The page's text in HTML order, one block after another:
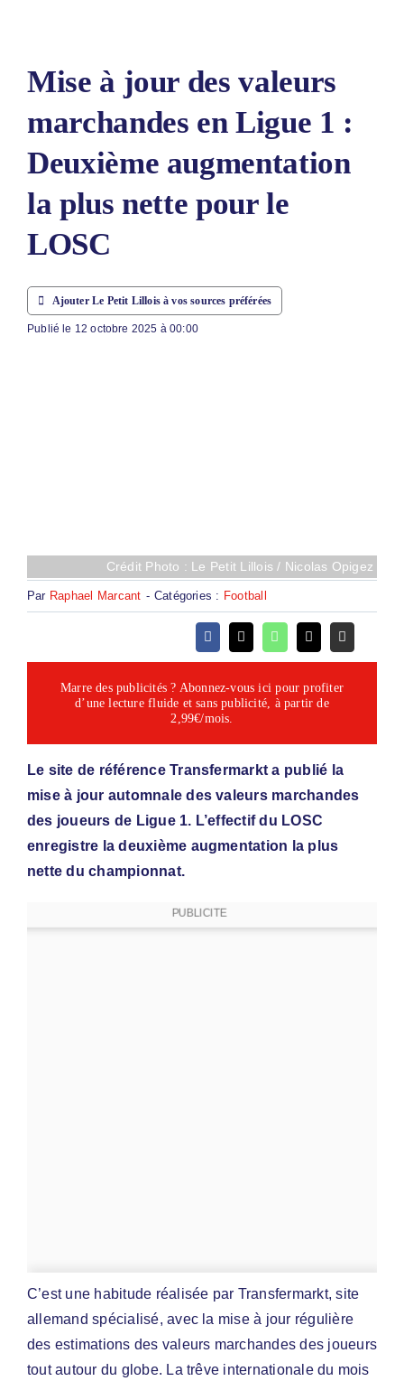
NOUS
NOUS
Mise à jour des valeurs
marchandes en Ligue 1 :
Deuxième augmentation
la plus nette pour le
LOSC
Ajouter Le Petit Lillois à vos sources préférées
Publié le 12 octobre 2025 à 00:00
Crédit Photo : Le Petit Lillois / Nicolas Opigez
Par Raphael Marcant - Catégories : Football
Marre des publicités ? Abonnez-vous ici pour profiter
d’une lecture fluide et sans publicité, à partir de
2,99€/mois.
Le site de référence Transfermarkt a publié la
mise à jour automnale des valeurs marchandes
des joueurs de Ligue 1. L’effectif du LOSC
enregistre la deuxième augmentation la plus
nette du championnat.
PUBLICITE
C’est une habitude réalisée par Transfermarkt, site
allemand spécialisé, avec la mise à jour régulière
des estimations des valeurs marchandes des joueurs
tout autour du globe. La trêve internationale du mois